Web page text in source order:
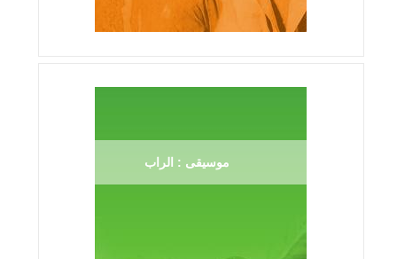
موسيقى : الراب